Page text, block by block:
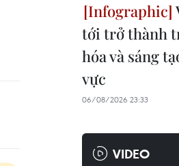
tới trở thành
hóa và sáng
vực
06/08/2026 23:33
VIDEO